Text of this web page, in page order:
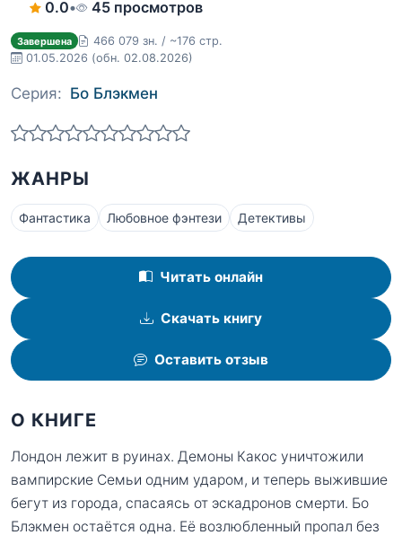
0.0• 45 просмотров
Завершена
466 079 зн. / ~176 стр.
01.05.2026 (обн. 02.08.2026)
Серия: Бо Блэкмен
ЖАНРЫ
Фантастика Любовное фэнтези Детективы
Читать онлайн
Скачать книгу
Оставить отзыв
О КНИГЕ
Лондон лежит в руинах. Демоны Какос уничтожили
вампирские Семьи одним ударом, и теперь выжившие
бегут из города, спасаясь от эскадронов смерти. Бо
Блэкмен остаётся одна. Её возлюбленный пропал без